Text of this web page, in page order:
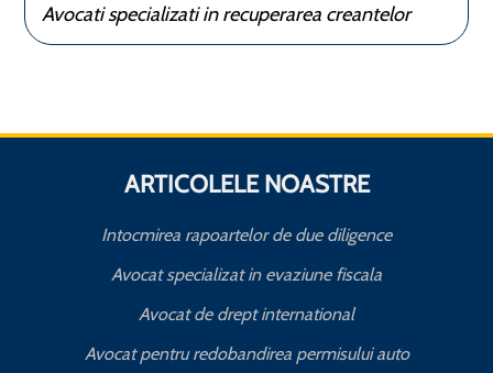
Avocati specializati in recuperarea creantelor
ARTICOLELE NOASTRE
Intocmirea rapoartelor de due diligence
Avocat specializat in evaziune fiscala
Avocat de drept international
Avocat pentru redobandirea permisului auto